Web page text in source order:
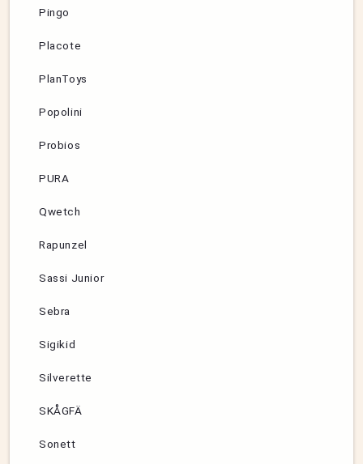
Pingo
Placote
PlanToys
Popolini
Probios
PURA
Qwetch
Rapunzel
Sassi Junior
Sebra
Sigikid
Silverette
SKÅGFÄ
Sonett